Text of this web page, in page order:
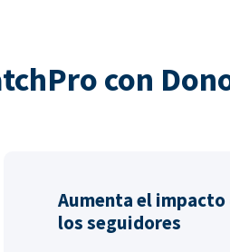
con
Aumenta el impacto
los seguidores